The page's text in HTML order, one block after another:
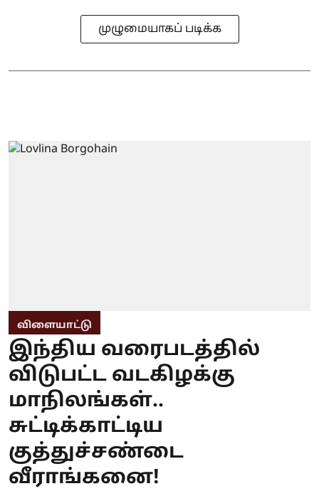
முழுமையாகப் படிக்க
விளையாட்டு
இந்திய வரைபடத்தில்
விடுபட்ட வடகிழக்கு
மாநிலங்கள்..
சுட்டிக்காட்டிய
குத்துச்சண்டை
வீராங்கனை!